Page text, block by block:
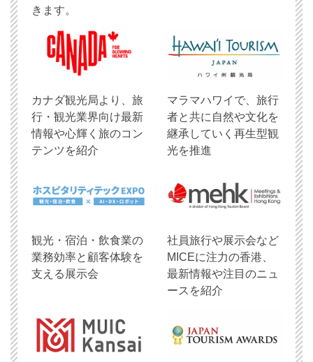
きます。
​カナダ観光局より、旅
行・観光業界向け最新
情報や心輝く旅のコン
テンツを紹介
マラマハワイで、旅行
者と共に自然や文化を
継承していく再生型観
光を推進
観光・宿泊・飲食業の
業務効率と顧客体験を
支える展示会
社員旅行や展示会など
MICEに注力の香港、
最新情報や注目のニュ
ースを紹介